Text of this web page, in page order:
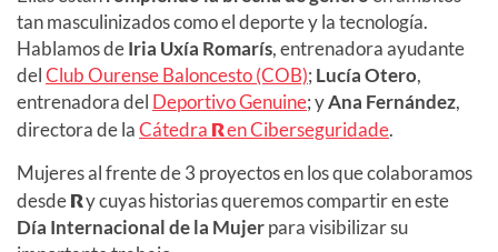
tan masculinizados como el deporte y la tecnología.
Hablamos deIria Uxía Romarís, entrenadora ayudante
delClub Ourense Baloncesto (COB); Lucía Otero,
entrenadora del Deportivo Genuine; yAna Fernández,
directora de laCátedra Ren Ciberseguridade.
Mujeres al frente de 3 proyectos en los que colaboramos
desdeRy cuyas historias queremos compartir en este
Día Internacional de la Mujerpara visibilizar su